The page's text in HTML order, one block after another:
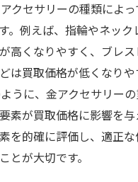
クセサリーの種類によ
。例えば、指輪やネッ
高くなりやすく、ブレ
は買取価格が低くなり
うに、金アクセサリー
素が買取価格に影響を
を的確に評価し、適正
とが大切です。